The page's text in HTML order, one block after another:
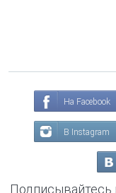
На Facebook
В Instagram
Подписывайтесь